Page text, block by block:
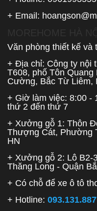
+ Email:
Văn phòng thiết kế và
+ Địa chỉ: Công ty nội
T608, phố Tôn Quang
Cường, Bắc Từ Liêm,
+ Giờ làm việc: 8:00 -
thứ 2 đến thứ 7
+ Xưởng gỗ 1: Thôn
Thượng Cát, Phường
HN
+ Xưởng gỗ 2: Lô B2-
Thăng Long - Quận
+ Có chỗ để xe ô tô
+ Hotline: